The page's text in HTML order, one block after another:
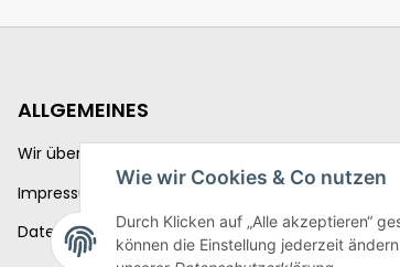
ALLGEMEINES
Wir über uns
Impressum
Datenschutzerklärung
Wie wir Cookies & Co nutzen
Durch Klicken auf „Alle akzeptieren“
können die Einstellung jederzeit